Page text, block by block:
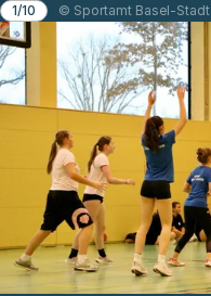
1/10 © Sportamt Basel-Stadt